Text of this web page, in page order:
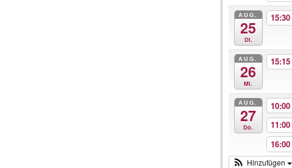
AUG.
25
Di.
15:30
AUG.
26
Mi.
15:15
AUG.
27
Do.
10:00
11:00
16:00
Hinzufügen